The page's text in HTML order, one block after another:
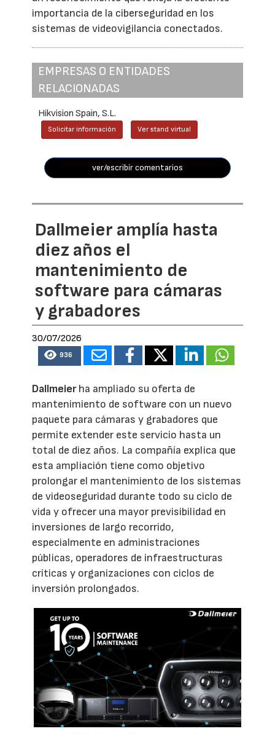
importancia de la ciberseguridad en los
sistemas de videovigilancia conectados.
EMPRESAS O ENTIDADES
RELACIONADAS
Hikvision Spain, S.L.
Solicitar información Ver stand virtual
ver/escribir comentarios
Dallmeier amplía hasta
diez años el
mantenimiento de
software para cámaras
y grabadores
30/07/2026
936
Dallmeierha ampliado su oferta de
mantenimiento de software con un nuevo
paquete para cámaras y grabadores que
permite extender este servicio hasta un
total de diez años. La compañía explica que
esta ampliación tiene como objetivo
prolongar el mantenimiento de los sistemas
de videoseguridad durante todo su ciclo de
vida y ofrecer una mayor previsibilidad en
inversiones de largo recorrido,
especialmente en administraciones
públicas, operadores de infraestructuras
críticas y organizaciones con ciclos de
inversión prolongados.